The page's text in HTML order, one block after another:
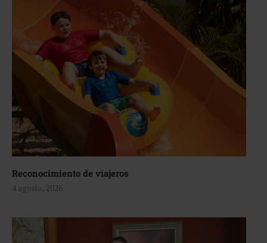
Reconocimiento de viajeros
4 agosto, 2026